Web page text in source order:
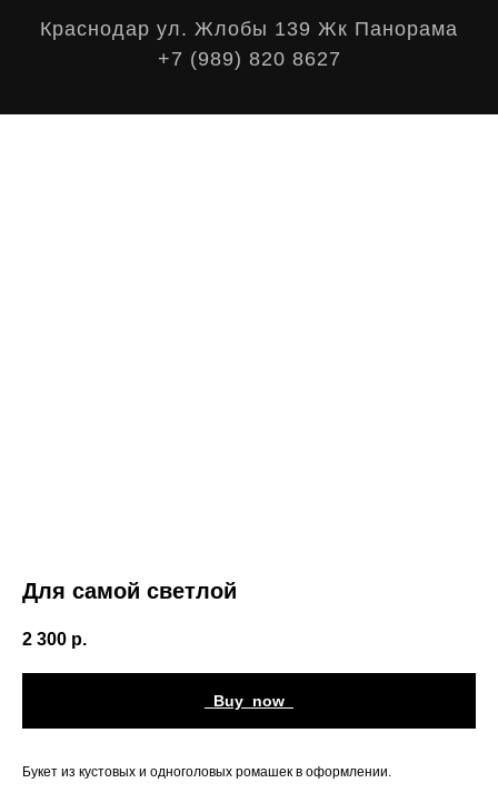
Краснодар ул. Жлобы 139 Жк Панорама
+7 (989) 820 8627
Для самой светлой
2 300 р.
_Buy_now_
Букет из кустовых и одноголовых ромашек в оформлении.